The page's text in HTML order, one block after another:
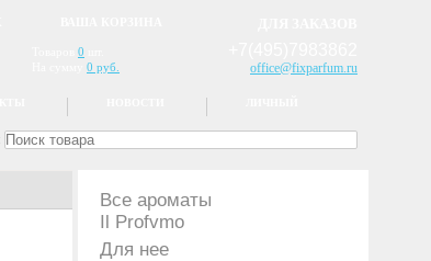
office@fixparfum.ru
0
0 руб.
Все ароматы
Il Profvmo
Для нее